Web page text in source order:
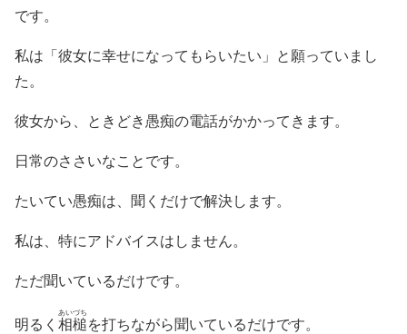
です。
私は「彼女に幸せになってもらいたい」と願っていまし
た。
彼女から、ときどき愚痴の電話がかかってきます。
日常のささいなことです。
たいてい愚痴は、聞くだけで解決します。
私は、特にアドバイスはしません。
ただ聞いているだけです。
明るく 相槌
あいづち
を打ちながら聞いているだけです。